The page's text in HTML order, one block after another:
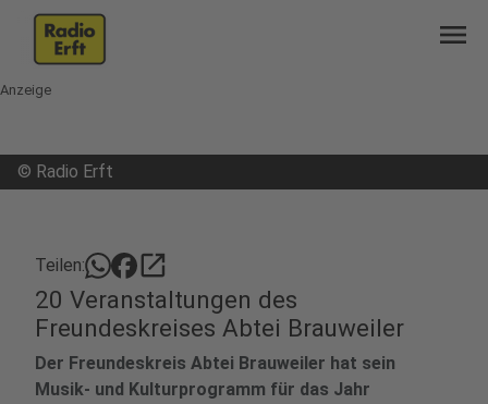
menu
Anzeige
© Radio Erft
Teilen: open_in_new
20 Veranstaltungen des
Freundeskreises Abtei Brauweiler
Der Freundeskreis Abtei Brauweiler hat sein
Musik- und Kulturprogramm für das Jahr